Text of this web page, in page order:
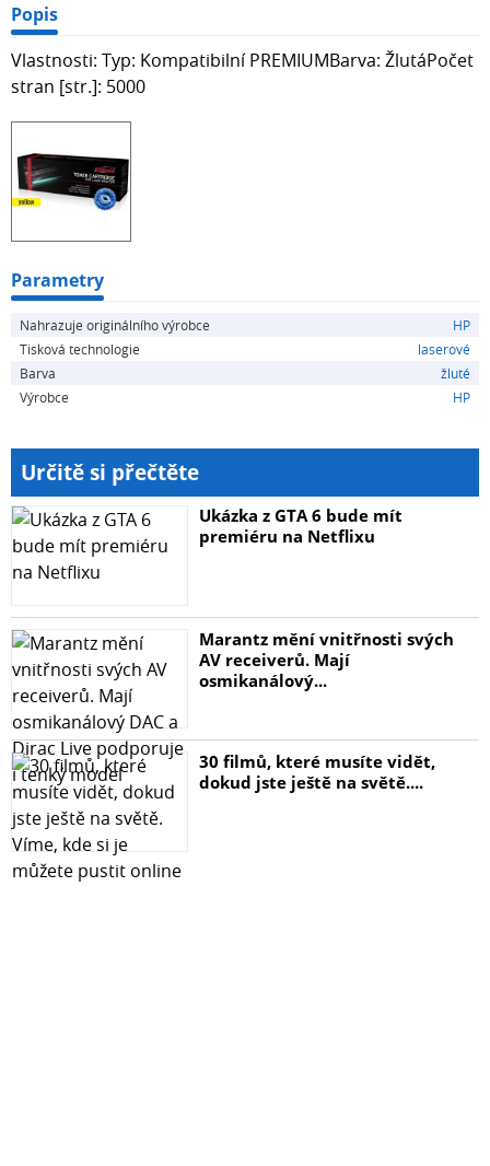
Popis
Vlastnosti: Typ: Kompatibilní PREMIUMBarva: ŽlutáPočet
stran [str.]: 5000
Parametry
Nahrazuje originálního výrobce
HP
Tisková technologie
laserové
Barva
žluté
Výrobce
HP
Určitě si přečtěte
Ukázka z GTA 6 bude mít
premiéru na Netflixu
Marantz mění vnitřnosti svých
AV receiverů. Mají
osmikanálový...
30 filmů, které musíte vidět,
dokud jste ještě na světě....